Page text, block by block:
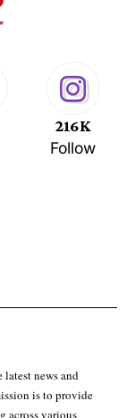
216K
Follow
latest news and
is to provide
across various